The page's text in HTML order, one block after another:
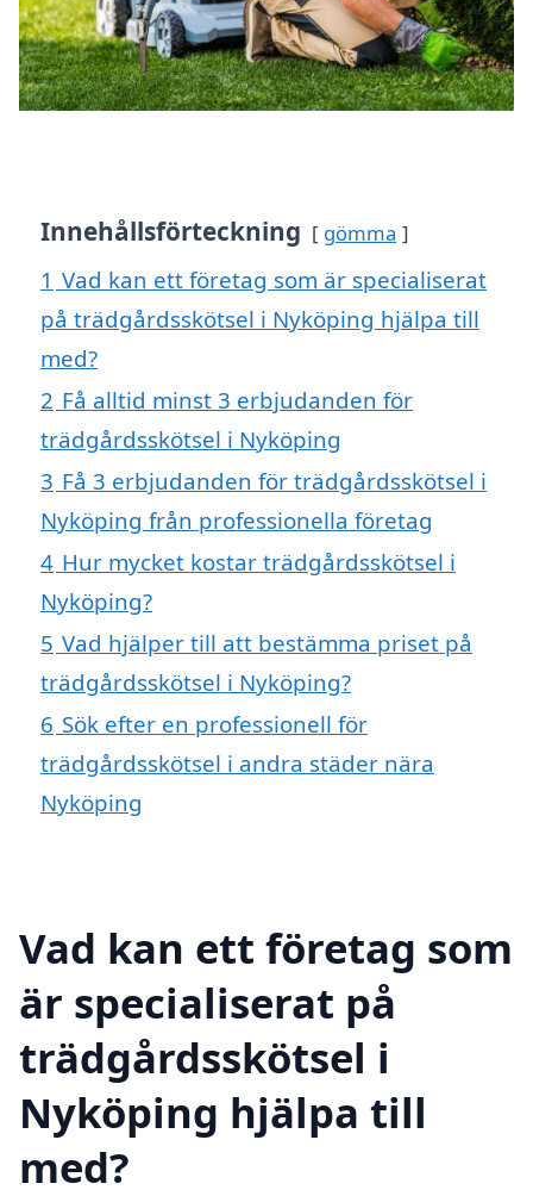
Innehållsförteckning gömma
1 Vad kan ett företag som är specialiserat
på trädgårdsskötsel i Nyköping hjälpa till
med?
2 Få alltid minst 3 erbjudanden för
trädgårdsskötsel i Nyköping
3 Få 3 erbjudanden för trädgårdsskötsel i
Nyköping från professionella företag
4 Hur mycket kostar trädgårdsskötsel i
Nyköping?
5 Vad hjälper till att bestämma priset på
trädgårdsskötsel i Nyköping?
6 Sök efter en professionell för
trädgårdsskötsel i andra städer nära
Nyköping
Vad kan ett företag som
är specialiserat på
trädgårdsskötsel i
Nyköping hjälpa till
med?